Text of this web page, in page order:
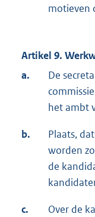
motieven
Artikel 9.
a.
De
het ambt
b.
Plaats,
worden
de
c.
Over de